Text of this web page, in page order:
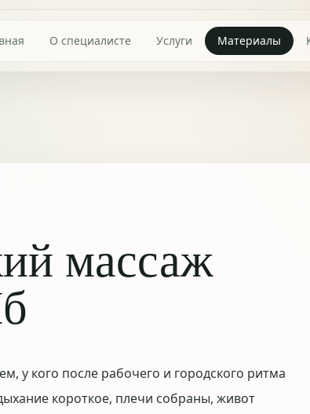
О специалисте Услуги Материалы
массаж
у кого после рабочего и городского ритма
короткое, плечи собраны, живот